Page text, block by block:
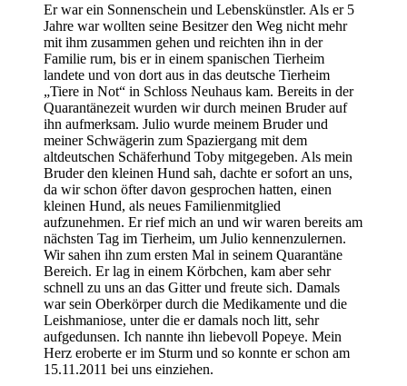
Er war ein Sonnenschein und Lebenskünstler. Als er 5
Jahre war wollten seine Besitzer den Weg nicht mehr
mit ihm zusammen gehen und reichten ihn in der
Familie rum, bis er in einem spanischen Tierheim
landete und von dort aus in das deutsche Tierheim
„Tiere in Not“ in Schloss Neuhaus kam. Bereits in der
Quarantänezeit wurden wir durch meinen Bruder auf
ihn aufmerksam. Julio wurde meinem Bruder und
meiner Schwägerin zum Spaziergang mit dem
altdeutschen Schäferhund Toby mitgegeben. Als mein
Bruder den kleinen Hund sah, dachte er sofort an uns,
da wir schon öfter davon gesprochen hatten, einen
kleinen Hund, als neues Familienmitglied
aufzunehmen. Er rief mich an und wir waren bereits am
nächsten Tag im Tierheim, um Julio kennenzulernen.
Wir sahen ihn zum ersten Mal in seinem Quarantäne
Bereich. Er lag in einem Körbchen, kam aber sehr
schnell zu uns an das Gitter und freute sich. Damals
war sein Oberkörper durch die Medikamente und die
Leishmaniose, unter die er damals noch litt, sehr
aufgedunsen. Ich nannte ihn liebevoll Popeye. Mein
Herz eroberte er im Sturm und so konnte er schon am
15.11.2011 bei uns einziehen.